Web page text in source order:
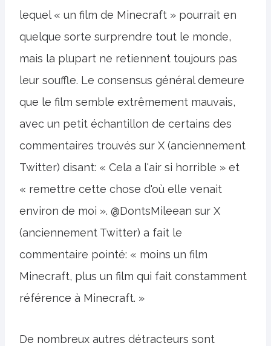
lequel « un film de Minecraft » pourrait en
quelque sorte surprendre tout le monde,
mais la plupart ne retiennent toujours pas
leur souffle. Le consensus général demeure
que le film semble extrêmement mauvais,
avec un petit échantillon de certains des
commentaires trouvés sur X (anciennement
Twitter) disant: « Cela a l'air si horrible » et
« remettre cette chose d'où elle venait
environ de moi ». @DontsMileean sur X
(anciennement Twitter) a fait le
commentaire pointé: « moins un film
Minecraft, plus un film qui fait constamment
référence à Minecraft. »
De nombreux autres détracteurs sont